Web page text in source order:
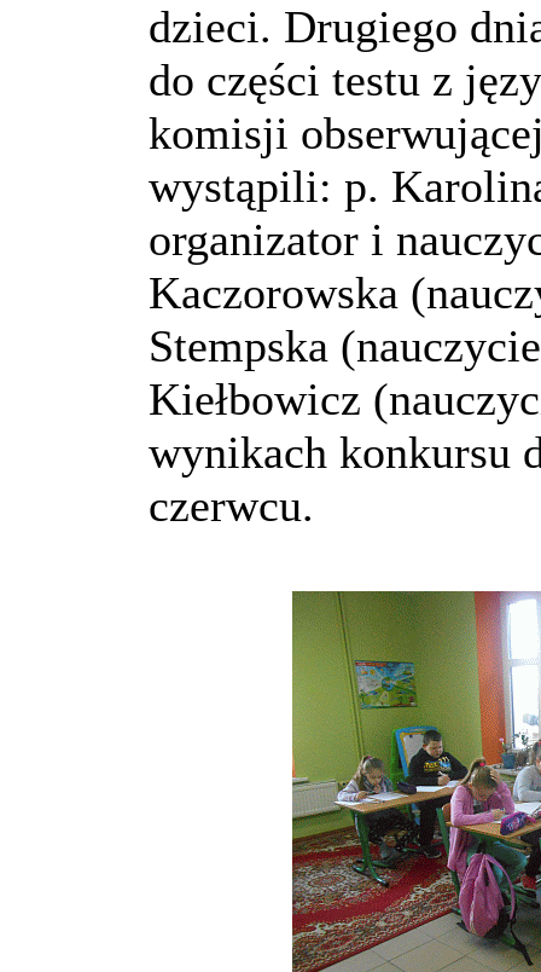
dzieci. Drugiego
do części testu z
komisji
wystąpili: p.
organizator i
Kaczorowska
Stempska
Kiełbowicz
wynikach konkursu
czerwcu.